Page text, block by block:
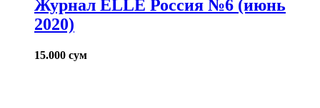
Журнал ELLE Россия №6 (июнь
2020)
15.000 сум